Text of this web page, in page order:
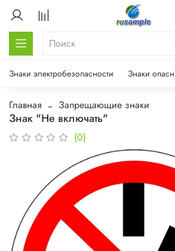
Знаки электробезопасности Знаки
Главная Запрещающие знаки
Знак "Не включать"
(0)